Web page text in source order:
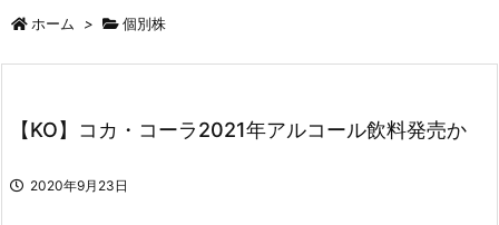
ホーム > 個別株
【KO】コカ・コーラ2021年アルコール飲料発売か
2020年9月23日